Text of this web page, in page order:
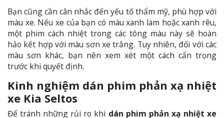
Bạn cũng cần cân nhắc đến yếu tố thẩm mỹ, phù hợp với
màu xe. Nếu xe của bạn có màu xanh lam hoặc xanh rêu,
một phim cách nhiệt trong các tông màu này sẽ hoàn
hảo kết hợp với màu sơn xe trắng. Tuy nhiên, đối với các
màu sơn khác, bạn nên xem xét một cách cẩn trọng
trước khi quyết định.
Kinh nghiệm dán phim phản xạ nhiệt
xe Kia Seltos
Để tránh những rủi ro khi dán phim phản xạ nhiệt xe